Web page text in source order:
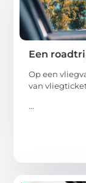
Een
Op een
van
...